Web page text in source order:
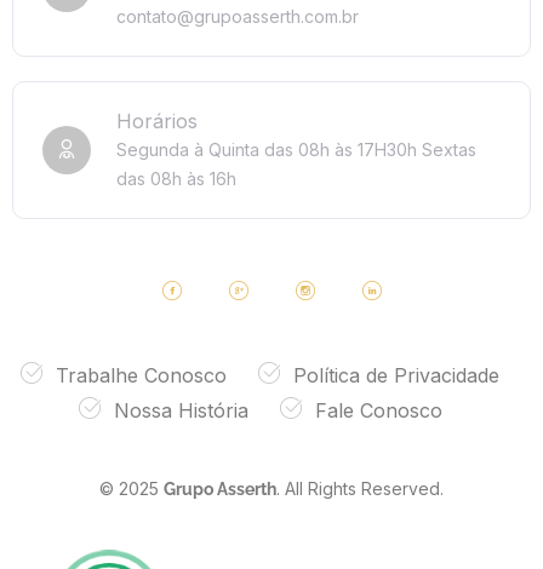
contato@grupoasserth.com.br
Horários
Segunda à Quinta das 08h às 17H30h Sextas
das 08h às 16h
Trabalhe Conosco
Política de Privacidade
Nossa História
Fale Conosco
© 2025 Grupo Asserth. All Rights Reserved.